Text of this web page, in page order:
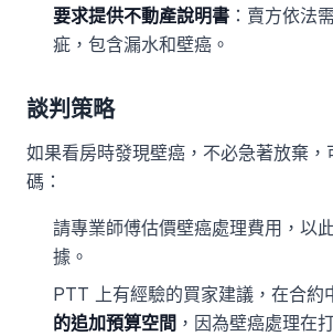
要求提供不動產說明書 ：賣方依法
疵，包含漏水和壁癌。
談判策略
如果看房時發現壁癌，不必急著放棄，
碼：
請專業師傅估價壁癌處理費用，以
據。
PTT 上有經驗的買家建議，在合約
的追加預算空間 ，因為壁癌處理在